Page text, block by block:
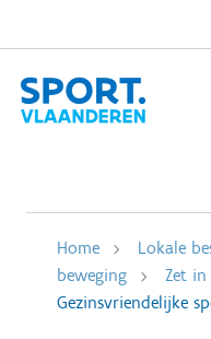
Home Lokale
beweging
Zet in
Gezinsvriendelijke